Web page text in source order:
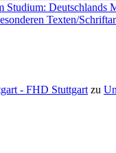
Studium: Deutschlands
Texten/
- FHD Stuttgart zu